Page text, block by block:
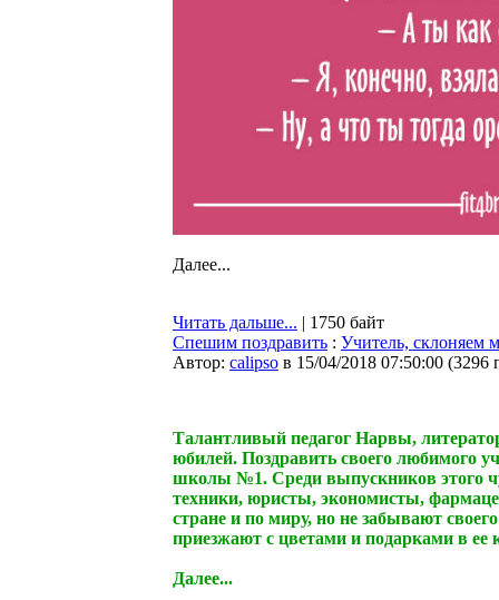
Далее...
Читать дальше... | 1750 байт
Спешим поздравить : Учитель, склоняем
Автор: calipso в 15/04/2018 07:50:00 (3296
Талантливый педагог Нарвы,
юбилей. Поздравить своего любимого
школы №1. Среди выпускников этого
техники, юристы, экономисты,
стране и по миру, но не забывают
приезжают с цветами и подарками в ее
Далее...